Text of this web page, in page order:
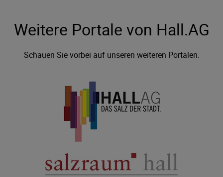
Weitere Portale von Hall.AG
Schauen Sie vorbei auf unseren weiteren Portalen.